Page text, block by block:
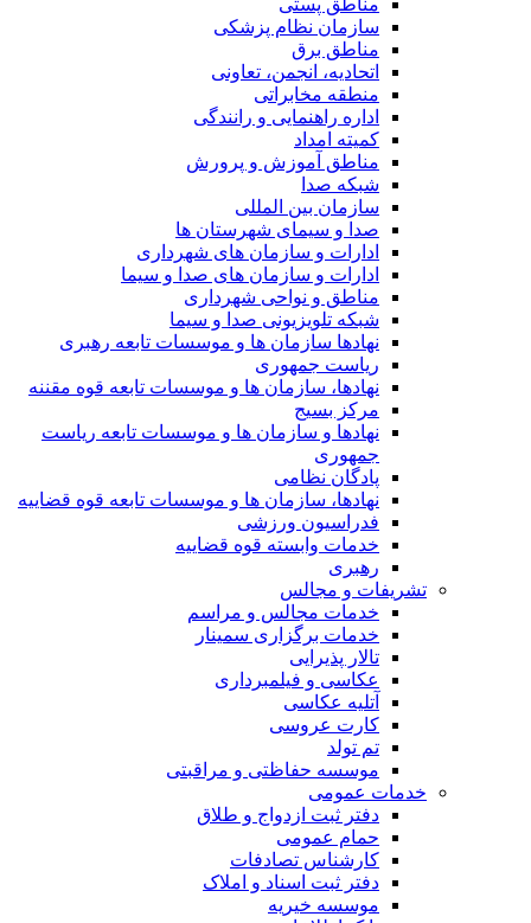
مناطق پستی
سازمان نظام پزشکی
مناطق برق
اتحادیه، انجمن، تعاونی
منطقه مخابراتی
اداره راهنمایی و رانندگی
کمیته امداد
مناطق آموزش و پرورش
شبکه صدا
سازمان بین المللی
صدا و سیمای شهرستان ها
ادارات و سازمان های شهرداری
ادارات و سازمان های صدا و سیما
مناطق و نواحی شهرداری
شبکه تلویزیونی صدا و سیما
نهادها سازمان ها و موسسات تابعه رهبری
ریاست جمهوری
نهادها، سازمان ها و موسسات تابعه قوه مقننه
مرکز بسیج
نهادها و سازمان ها و موسسات تابعه ریاست
پادگان نظامی
نهادها، سازمان ها و موسسات تابعه قوه قضاییه
فدراسیون ورزشی
خدمات وابسته قوه قضاییه
تشریفات و مجالس
خدمات مجالس و مراسم
خدمات برگزاری سمینار
تالار پذیرایی
عکاسی و فیلمبرداری
آتلیه عکاسی
کارت عروسی
موسسه حفاظتی و مراقبتی
خدمات عمومی
دفتر ثبت ازدواج و طلاق
حمام عمومی
کارشناس تصادفات
دفتر ثبت اسناد و املاک
موسسه خیریه